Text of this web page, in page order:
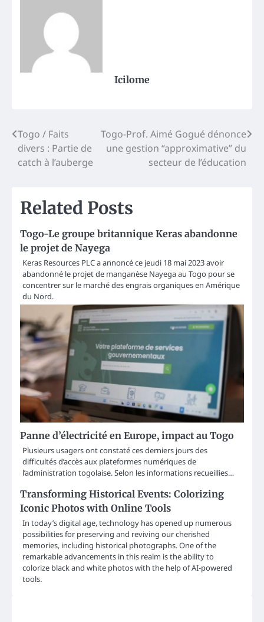
Icilome
Post
navigation
Togo / Faits
divers : Partie de
catch à l’auberge
Togo-Prof. Aimé Gogué dénonce
une gestion “approximative” du
secteur de l’éducation
Related Posts
Togo-Le groupe britannique Keras abandonne
le projet de Nayega
Keras Resources PLC a annoncé ce jeudi 18 mai 2023 avoir
abandonné le projet de manganèse Nayega au Togo pour se
concentrer sur le marché des engrais organiques en Amérique
du Nord.
Panne d’électricité en Europe, impact au Togo
Plusieurs usagers ont constaté ces derniers jours des
difficultés d’accès aux plateformes numériques de
l’administration togolaise. Selon les informations recueillies…
Transforming Historical Events: Colorizing
Iconic Photos with Online Tools
In today’s digital age, technology has opened up numerous
possibilities for preserving and reviving our cherished
memories, including historical photographs. One of the
remarkable advancements in this realm is the ability to
colorize black and white photos with the help of AI-powered
tools.